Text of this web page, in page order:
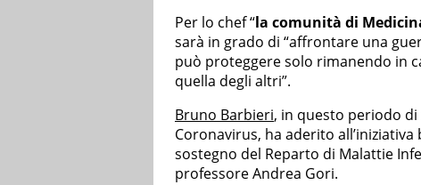
Per lo chef “la comunità di
sarà in grado di “affrontare una
può proteggere solo rimanendo in
quella degli altri”.
Bruno Barbieri, in questo periodo
Coronavirus, ha aderito all’iniziativa
sostegno del Reparto di Malattie
professore Andrea Gori.